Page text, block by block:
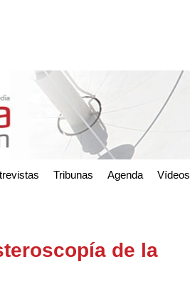
Tribunas Agenda Vídeos
de la